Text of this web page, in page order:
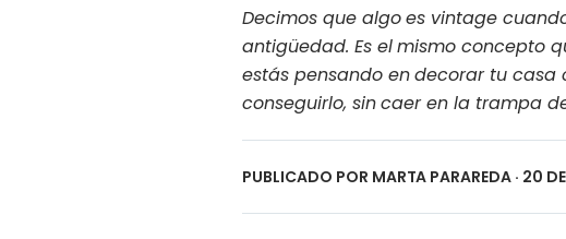
Decimos que algo es vintage
antigüedad. Es el mismo concepto
estás pensando en decorar tu casa
conseguirlo, sin caer en la trampa
PUBLICADO POR MARTA PARAREDA · 20